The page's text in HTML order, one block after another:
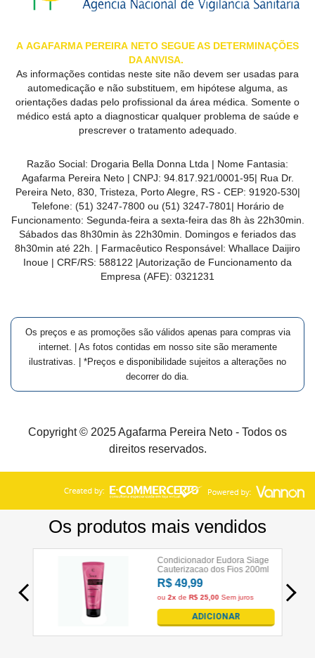
A AGAFARMA PEREIRA NETO SEGUE AS DETERMINAÇÕES
DA ANVISA.
As informações contidas neste site não devem ser usadas para
automedicação e não substituem, em hipótese alguma, as
orientações dadas pelo profissional da área médica. Somente o
médico está apto a diagnosticar qualquer problema de saúde e
prescrever o tratamento adequado.
Razão Social: Drogaria Bella Donna Ltda | Nome Fantasia:
Agafarma Pereira Neto | CNPJ: 94.817.921/0001-95| Rua Dr.
Pereira Neto, 830, Tristeza, Porto Alegre, RS - CEP: 91920-530|
Telefone: (51) 3247-7800 ou (51) 3247-7801| Horário de
Funcionamento: Segunda-feira a sexta-feira das 8h às 22h30min.
Sábados das 8h30min às 22h30min. Domingos e feriados das
8h30min até 22h. | Farmacêutico Responsável: Whallace Daijiro
Inoue | CRF/RS: 588122 |Autorização de Funcionamento da
Empresa (AFE): 0321231
Os preços e as promoções são válidos apenas para compras via
internet. | As fotos contidas em nosso site são meramente
ilustrativas. | *Preços e disponibilidade sujeitos a alterações no
decorrer do dia.
Copyright © 2025 Agafarma Pereira Neto - Todos os
direitos reservados.
Aviso de uso de cookies
Nós utilizamos cookies para possibilitar e aprimorar
sua experiência em nosso site. Acessando nossas
páginas você concorda com a coleta e uso desses
Para saber mais, visite nossapolítica de
privacidade.
×